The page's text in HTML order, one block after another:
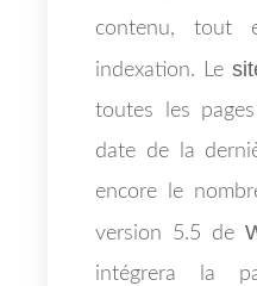
contenu, tout
indexation. Le
toutes les
date de la
encore le
version 5.5 de
intégrera la